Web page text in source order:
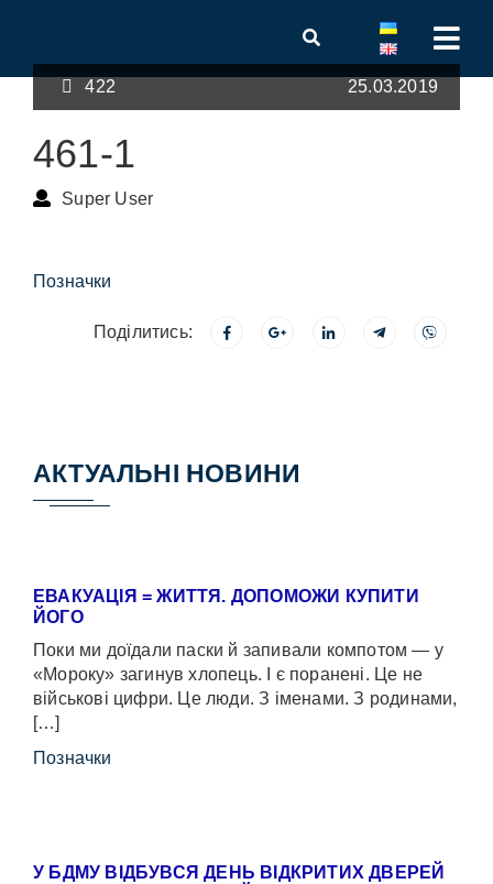
422 25.03.2019
461-1
Super User
Позначки
Поділитись:
АКТУАЛЬНІ НОВИНИ
ЕВАКУАЦІЯ = ЖИТТЯ. ДОПОМОЖИ КУПИТИ
ЙОГО
Поки ми доїдали паски й запивали компотом — у
«Мороку» загинув хлопець. І є поранені. Це не
військові цифри. Це люди. З іменами. З родинами,
[…]
Позначки
У БДМУ ВІДБУВСЯ ДЕНЬ ВІДКРИТИХ ДВЕРЕЙ